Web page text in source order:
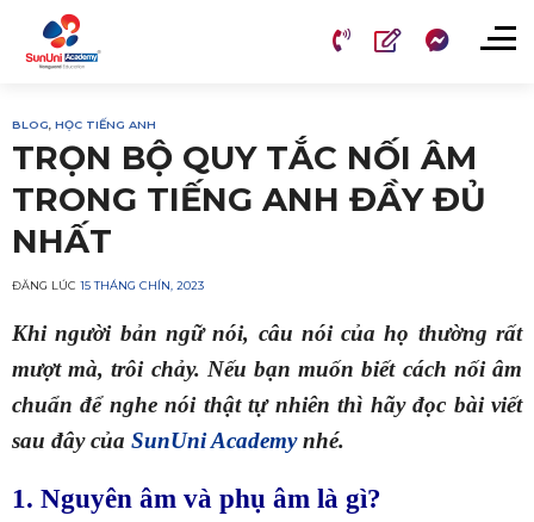
BLOG HỌC TIẾNG ANH
TRỌN BỘ QUY TẮC NỐI ÂM
TRONG TIẾNG ANH ĐẦY ĐỦ
NHẤT
ĐĂNG LÚC 15 THÁNG CHÍN, 2023
Khi người bản ngữ nói, câu nói của họ thường rất
mượt mà, trôi chảy. Nếu bạn muốn biết cách nối âm
chuẩn để nghe nói thật tự nhiên thì hãy đọc bài viết
sau đây của SunUni Academynhé.
1. Nguyên âm và phụ âm là gì?